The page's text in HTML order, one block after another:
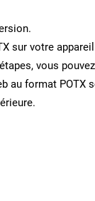
sur votre
vous
au format POTX